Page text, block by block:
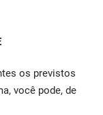
os previstos
você pode, de